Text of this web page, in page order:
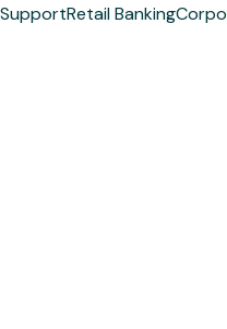
SupportRetail Banking